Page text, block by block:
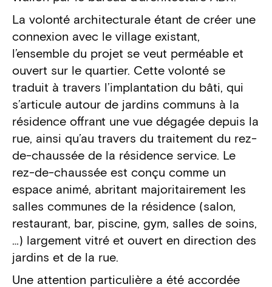
La volonté architecturale étant de créer une
connexion avec le village existant,
l’ensemble du projet se veut perméable et
ouvert sur le quartier. Cette volonté se
traduit à travers l’implantation du bâti, qui
s’articule autour de jardins communs à la
résidence offrant une vue dégagée depuis la
rue, ainsi qu’au travers du traitement du rez-
de-chaussée de la résidence service. Le
rez-de-chaussée est conçu comme un
espace animé, abritant majoritairement les
salles communes de la résidence (salon,
restaurant, bar, piscine, gym, salles de soins,
…) largement vitré et ouvert en direction des
jardins et de la rue.
Une attention particulière a été accordée